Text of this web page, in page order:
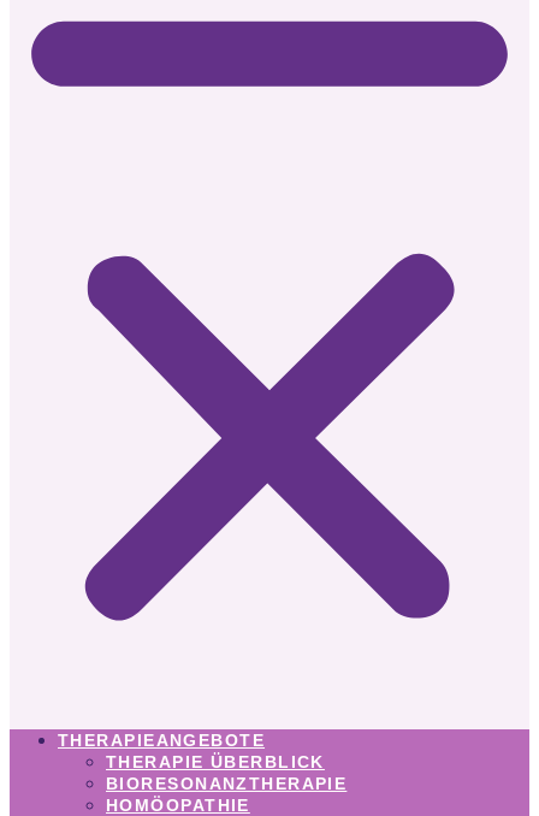
THERAPIEANGEBOTE
THERAPIE ÜBERBLICK
BIORESONANZTHERAPIE
HOMÖOPATHIE